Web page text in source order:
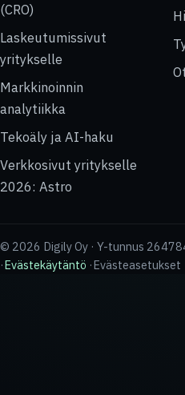
(CRO)
Laskeutumissivut
yritykselle
Markkinoinnin
analytiikka
Tekoäly ja AI-haku
Verkkosivut yritykselle
2026: Astro
© 2026 Digily Oy · Y-tunnus
·Evästekäytäntö ·Evästeasetukset